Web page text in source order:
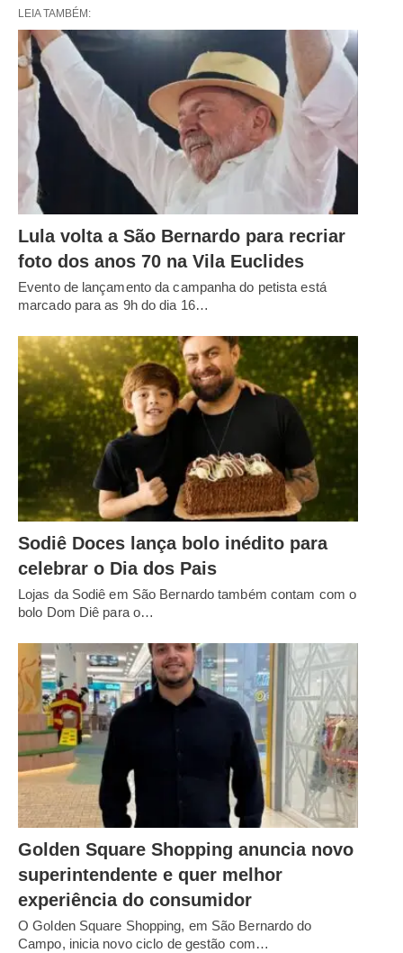
LEIA TAMBÉM:
Lula volta a São Bernardo para recriar
foto dos anos 70 na Vila Euclides
Evento de lançamento da campanha do petista está
marcado para as 9h do dia 16…
Sodiê Doces lança bolo inédito para
celebrar o Dia dos Pais
Lojas da Sodiê em São Bernardo também contam com o
bolo Dom Diê para o…
Golden Square Shopping anuncia novo
superintendente e quer melhor
experiência do consumidor
O Golden Square Shopping, em São Bernardo do
Campo, inicia novo ciclo de gestão com…